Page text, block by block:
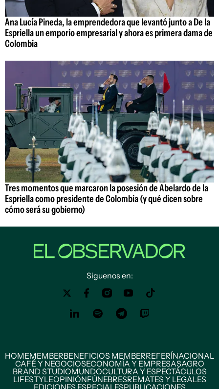
Ana Lucía Pineda, la emprendedora que levantó junto a De la
Espriella un emporio empresarial y ahora es primera dama de
Colombia
Tres momentos que marcaron la posesión de Abelardo de la
Espriella como presidente de Colombia (y qué dicen sobre
cómo será su gobierno)
Siguenos en:
HOMEMEMBERBENEFICIOS MEMBERREFERÍNACIONAL
CAFÉ Y NEGOCIOSECONOMÍA Y EMPRESASAGRO
BRAND STUDIOMUNDOCULTURA Y ESPECTÁCULOS
LIFESTYLEOPINIÓNFÚNEBRESREMATES Y LEGALES
EDICIONES ESPECIALESPUBLICACIONES